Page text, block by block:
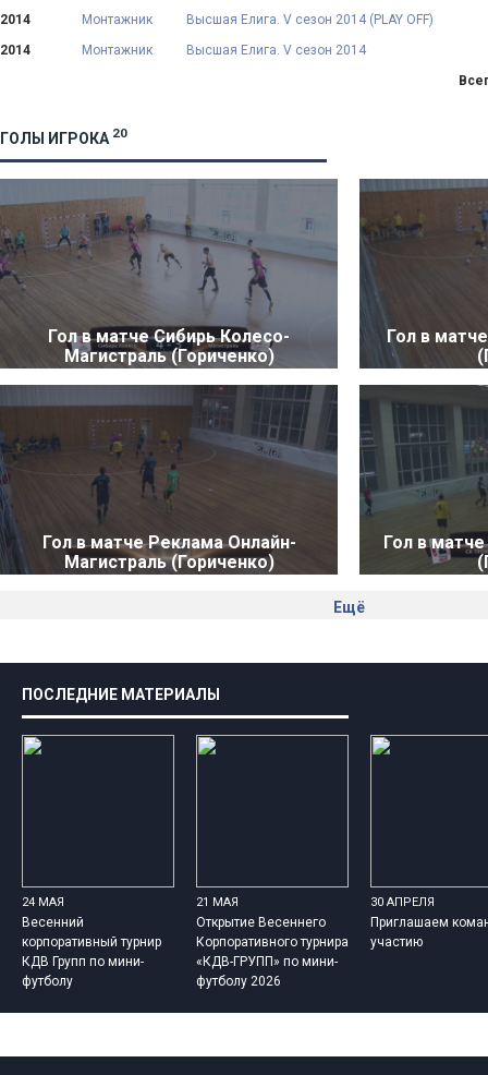
2014 Монтажник
Высшая Елига. V сезон 2014 (PLAY OFF)
2014
Монтажник
Высшая Елига. V сезон 2014
ГОЛЫ ИГРОКА 20
Гол в матче Сибирь Колесо-
Магистраль (Гориченко)
Гол в
Гол в матче Реклама Онлайн-
Магистраль (Гориченко)
Гол в
Ещё
ПОСЛЕДНИЕ МАТЕРИАЛЫ
24 МАЯ
Весенний
корпоративный турнир
КДВ Групп по мини-
футболу
21 МАЯ
Открытие Весеннего
Корпоративного турнира
«КДВ-ГРУПП» по мини-
футболу 2026
30 АПРЕЛЯ
Приглашаем
участию